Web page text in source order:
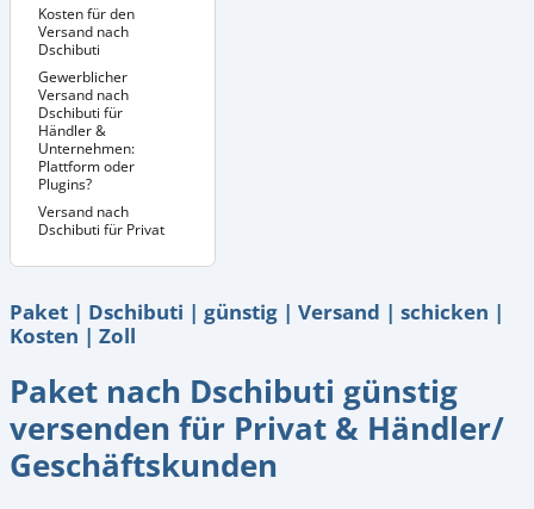
Kosten für den
Versand nach
Dschibuti
Gewerblicher
Versand nach
Dschibuti für
Händler &
Unternehmen:
Plattform oder
Plugins?
Versand nach
Dschibuti für Privat
Paket | Dschibuti | günstig | Versand | schicken |
Kosten | Zoll
Paket nach Dschibuti günstig
versenden für Privat & Händler/
Geschäftskunden